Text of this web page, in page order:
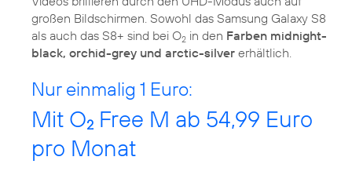
großen Bildschirmen. Sowohl das Samsung Galaxy S8
als auch das S8+ sind bei O2 in den Farben midnight-
black, orchid-grey und arctic-silver erhältlich.
Nur einmalig 1 Euro:
Mit O2 Free M ab 54,99 Euro
pro Monat